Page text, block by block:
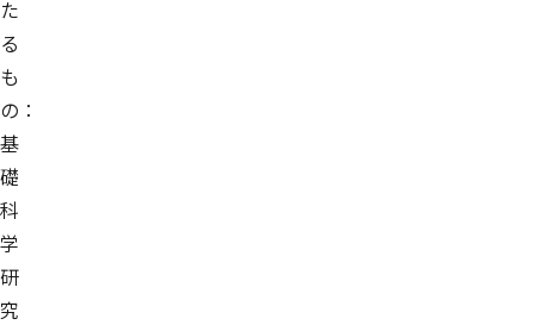
た
る
も
の：
基
礎
科
学
研
究